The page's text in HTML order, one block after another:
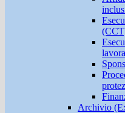
Archivio